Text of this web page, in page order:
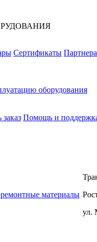
Сертификаты
оборудования
заказ Помощь и
материалы
ул.